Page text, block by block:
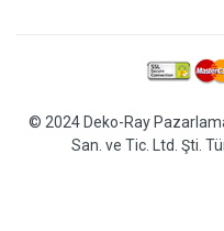
© 2024 Deko-Ray
San. ve Tic. Ltd. Şti.